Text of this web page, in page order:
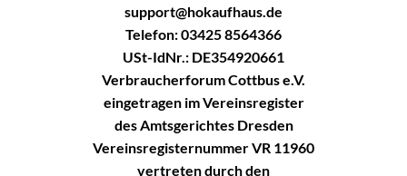
support@hokaufhaus.de
Telefon: 03425 8564366
USt-IdNr.: DE354920661
Verbraucherforum Cottbus e.V.
eingetragen im Vereinsregister
des Amtsgerichtes Dresden
Vereinsregisternummer VR 11960
vertreten durch den